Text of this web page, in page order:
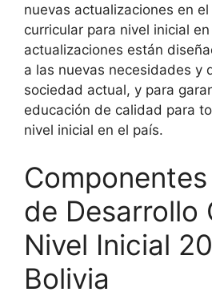
nuevas actualizaciones en
curricular para nivel inicial
actualizaciones están
a las nuevas necesidades y
sociedad actual, y para
educación de calidad para
nivel inicial en el país.
de Desarrollo
Nivel Inicial
Bolivia